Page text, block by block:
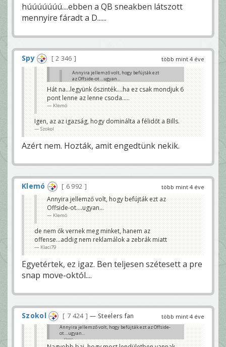
húúúúúúú....ebben a QB sneakben látszott
mennyire fáradt a D......
több mint 4 éve
Spy 2 346
Annyira jellemző volt, hogy befújták ezt
az Offside-ot....ugyan...
Nagyobb baj, hogy most lendületben vannak.
Szünetre 10 pont hátrány sok lenne.
Hát na...legyünk őszinték....ha ez csak mondjuk 6
pont lenne az lenne csoda.....
Klemó
Igen, az az igazság, hogy dominálta a félidőt a Bills.
Szokol
Azért nem. Hozták, amit engedtünk nekik.
több mint 4 éve
Klemó
6 992
Annyira jellemző volt, hogy befújták ezt az
Offside-ot....ugyan...
Klemó
de nem ők vernek meg minket, hanem az
offense...addig nem reklamálok a zebrák miatt
Klaci79
Egyetértek, ez igaz. Ben teljesen szétesett a pre
snap move-októl....
több mint 4 éve
Szokol 7 424 — Steelers fan
Annyira jellemző volt, hogy befújták ezt az Offside-
ot....ugyan...
Klemó